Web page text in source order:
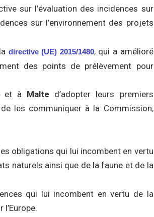
sur l’évaluation des incidences sur
sur l’environnement des projets
directive (UE) 2015/1480, qui a amélioré
des points de prélèvement pour
et à Malte d’adopter leurs premiers
les communiquer à la Commission,
obligations qui lui incombent en vertu
naturels ainsi que de la faune et de la
qui lui incombent en vertu de la